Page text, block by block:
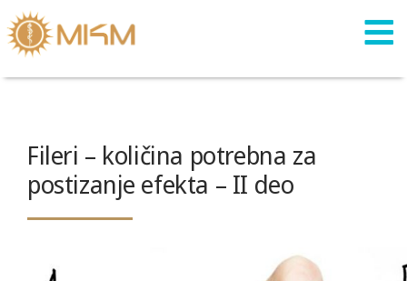
Skip
to
content
Fileri – količina potrebna za
postizanje efekta – II deo